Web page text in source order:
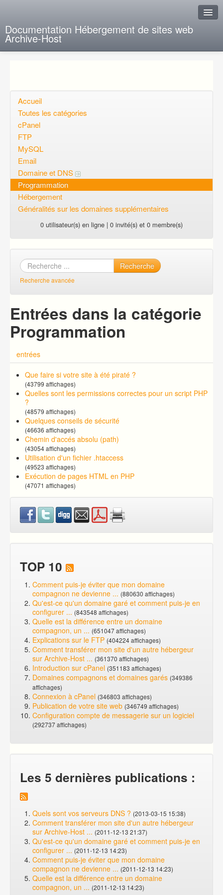
Documentation Hébergement de sites web
Archive-Host
Questions ouvertes
Voulez-vous vous inscrire?
Connexion
Accueil
Toutes les catégories
cPanel
FTP
MySQL
Email
Domaine et DNS
Programmation
Hébergement
Généralités sur les domaines supplémentaires
0 utilisateur(s) en ligne | 0 invité(s) et 0 membre(s)
Recherche
Recherche avancée
Entrées dans la catégorie
Programmation
entrées
Que faire si votre site à été piraté ?
(43799 affichages)
Quelles sont les permissions correctes pour un script PHP
?
(48579 affichages)
Quelques conseils de sécurité
(46636 affichages)
Chemin d'accés absolu (path)
(43054 affichages)
Utilisation d'un fichier .htaccess
(49523 affichages)
Exécution de pages HTML en PHP
(47071 affichages)
TOP 10
Comment puis-je éviter que mon domaine
compagnon ne devienne ... (880630 affichages)
Qu'est-ce qu'un domaine garé et comment puis-je en
configurer ... (843548 affichages)
Quelle est la différence entre un domaine
compagnon, un ... (651047 affichages)
Explications sur le FTP (404224 affichages)
Comment transférer mon site d'un autre hébergeur
sur Archive-Host ... (361370 affichages)
Introduction sur cPanel (351183 affichages)
Domaines compagnons et domaines garés (349386
affichages)
Connexion à cPanel (346803 affichages)
Publication de votre site web (346749 affichages)
Configuration compte de messagerie sur un logiciel
(292737 affichages)
Les 5 dernières publications :
Quels sont vos serveurs DNS ? (2013-03-15 15:38)
Comment transférer mon site d'un autre hébergeur
sur Archive-Host ... (2011-12-13 21:37)
Qu'est-ce qu'un domaine garé et comment puis-je en
configurer ... (2011-12-13 14:23)
Comment puis-je éviter que mon domaine
compagnon ne devienne ... (2011-12-13 14:23)
Quelle est la différence entre un domaine
compagnon, un ... (2011-12-13 14:23)